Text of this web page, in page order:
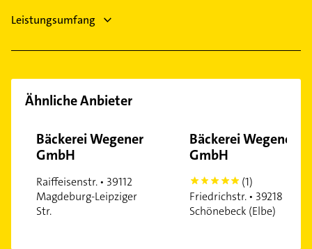
Leistungsumfang
Ähnliche Anbieter
Bäckerei Wegener
GmbH
Raiffeisenstr. • 39112
Magdeburg-Leipziger
Str.
Bäckerei Wegener
GmbH
5
(1)
Friedrichstr. • 39218
Schönebeck (Elbe)